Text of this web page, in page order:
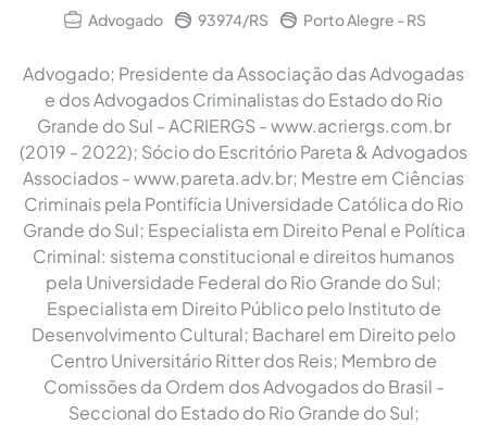
Advogado
93974/RS Porto Alegre - RS
Advogado; Presidente da Associação das Advogadas
e dos Advogados Criminalistas do Estado do Rio
Grande do Sul - ACRIERGS - www.acriergs.com.br
(2019 - 2022); Sócio do Escritório Pareta & Advogados
Associados - www.pareta.adv.br; Mestre em Ciências
Criminais pela Pontifícia Universidade Católica do Rio
Grande do Sul; Especialista em Direito Penal e Política
Criminal: sistema constitucional e direitos humanos
pela Universidade Federal do Rio Grande do Sul;
Especialista em Direito Público pelo Instituto de
Desenvolvimento Cultural; Bacharel em Direito pelo
Centro Universitário Ritter dos Reis; Membro de
Comissões da Ordem dos Advogados do Brasil -
Seccional do Estado do Rio Grande do Sul;